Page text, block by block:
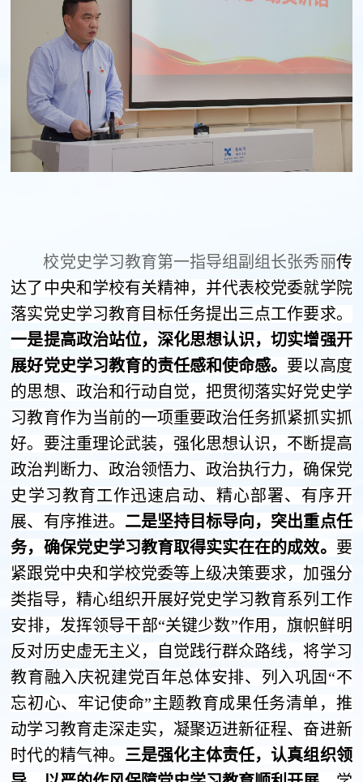
校党史学习教育第一指导组副组长张秀丽传
达了中央和学校有关精神，并代表校党委就学院
落实党史学习教育目标任务提出三点工作要求。
一是提高政治站位，深化思想认识，切实增强开
展好党史学习教育的责任感和使命感。 要以高度
的思想、政治和行动自觉，把贯彻落实好党史学
习教育作为当前的一项重要政治任务抓紧抓实抓
好。要注重理论武装，强化思想认识，不断提高
政治判断力、政治领悟力、政治执行力，确保党
史学习教育工作迅速启动、精心部署、有序开
展、有序推进。 二是坚持目标导向，突出重点任
务，确保党史学习教育取得实实在在的成效。 要
紧跟党中央和学校党委等上级决策要求，加强分
类指导，精心组织开展好党史学习教育系列工作
安排，发挥领导干部“关键少数”作用，旗帜鲜明
反对历史虚无主义，自觉践行群众路线，将学习
教育融入庆祝建党百年总体安排、列入巩固“不
忘初心、牢记使命”主题教育成果任务清单，推
动学习教育走深走实，凝聚迈进新征程、奋进新
时代的精气神。 三是强化主体责任，认真组织领